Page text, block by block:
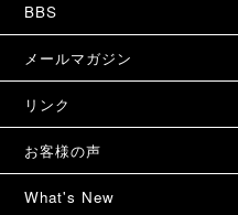
BBS
メールマガジン
リンク
お客様の声
What's New